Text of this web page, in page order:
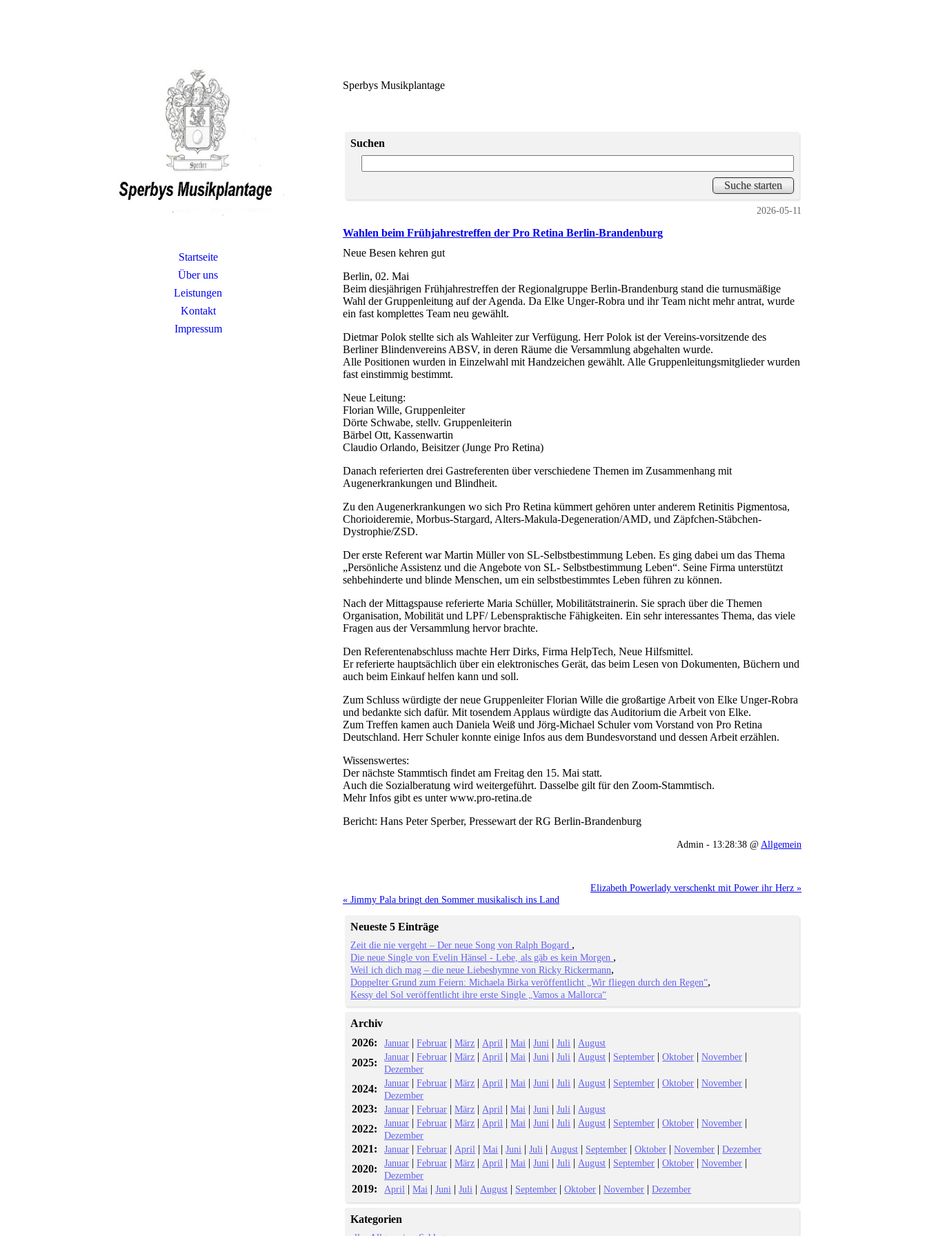
Startseite
Über uns
Leistungen
Kontakt
Impressum
Sperbys Musikplantage
Suchen
2026-05-11
Wahlen beim Frühjahrestreffen der Pro Retina Berlin-Brandenburg
Neue Besen kehren gut
Berlin, 02. Mai
Beim diesjährigen Frühjahrestreffen der Regionalgruppe Berlin-Brandenburg stand die turnusmäßige
Wahl der Gruppenleitung auf der Agenda. Da Elke Unger-Robra und ihr Team nicht mehr antrat, wurde
ein fast komplettes Team neu gewählt.
Dietmar Polok stellte sich als Wahleiter zur Verfügung. Herr Polok ist der Vereins-vorsitzende des
Berliner Blindenvereins ABSV, in deren Räume die Versammlung abgehalten wurde.
Alle Positionen wurden in Einzelwahl mit Handzeichen gewählt. Alle Gruppenleitungsmitglieder wurden
fast einstimmig bestimmt.
Neue Leitung:
Florian Wille, Gruppenleiter
Dörte Schwabe, stellv. Gruppenleiterin
Bärbel Ott, Kassenwartin
Claudio Orlando, Beisitzer (Junge Pro Retina)
Danach referierten drei Gastreferenten über verschiedene Themen im Zusammenhang mit
Augenerkrankungen und Blindheit.
Zu den Augenerkrankungen wo sich Pro Retina kümmert gehören unter anderem Retinitis Pigmentosa,
Chorioideremie, Morbus-Stargard, Alters-Makula-Degeneration/AMD, und Zäpfchen-Stäbchen-
Dystrophie/ZSD.
Der erste Referent war Martin Müller von SL-Selbstbestimmung Leben. Es ging dabei um das Thema
„Persönliche Assistenz und die Angebote von SL- Selbstbestimmung Leben“. Seine Firma unterstützt
sehbehinderte und blinde Menschen, um ein selbstbestimmtes Leben führen zu können.
Nach der Mittagspause referierte Maria Schüller, Mobilitätstrainerin. Sie sprach über die Themen
Organisation, Mobilität und LPF/ Lebenspraktische Fähigkeiten. Ein sehr interessantes Thema, das viele
Fragen aus der Versammlung hervor brachte.
Den Referentenabschluss machte Herr Dirks, Firma HelpTech, Neue Hilfsmittel.
Er referierte hauptsächlich über ein elektronisches Gerät, das beim Lesen von Dokumenten, Büchern und
auch beim Einkauf helfen kann und soll.
Zum Schluss würdigte der neue Gruppenleiter Florian Wille die großartige Arbeit von Elke Unger-Robra
und bedankte sich dafür. Mit tosendem Applaus würdigte das Auditorium die Arbeit von Elke.
Zum Treffen kamen auch Daniela Weiß und Jörg-Michael Schuler vom Vorstand von Pro Retina
Deutschland. Herr Schuler konnte einige Infos aus dem Bundesvorstand und dessen Arbeit erzählen.
Wissenswertes:
Der nächste Stammtisch findet am Freitag den 15. Mai statt.
Auch die Sozialberatung wird weitergeführt. Dasselbe gilt für den Zoom-Stammtisch.
Mehr Infos gibt es unter www.pro-retina.de
Bericht: Hans Peter Sperber, Pressewart der RG Berlin-Brandenburg
Admin - 13:28:38 @ Allgemein
Elizabeth Powerlady verschenkt mit Power ihr Herz »
« Jimmy Pala bringt den Sommer musikalisch ins Land
Neueste 5 Einträge
Zeit die nie vergeht – Der neue Song von Ralph Bogard
Die neue Single von Evelin Hänsel - Lebe, als gäb es kein Morgen
Weil ich dich mag – die neue Liebeshymne von Ricky Rickermann
Doppelter Grund zum Feiern: Michaela Birka veröffentlicht „Wir fliegen durch den Regen“
Kessy del Sol veröffentlicht ihre erste Single „Vamos a Mallorca“
Archiv
2026:
Januar |Februar |März | April |Mai |Juni |Juli | August
2025: Januar |Februar |März | April |Mai |Juni |Juli | August | September |Oktober |November |
Dezember
2024: Januar |Februar |März | April |Mai |Juni |Juli | August | September |Oktober |November |
Dezember
2023: Januar |Februar |März | April |Mai |Juni |Juli | August
2022: Januar |Februar |März | April |Mai |Juni |Juli | August | September |Oktober |November |
Dezember
2021: Januar |Februar | April |Mai |Juni |Juli | August | September |Oktober |November |Dezember
2020: Januar |Februar |März | April |Mai |Juni |Juli | August | September |Oktober |November |
Dezember
2019: April |Mai |Juni |Juli | August | September |Oktober |November |Dezember
Kategorien